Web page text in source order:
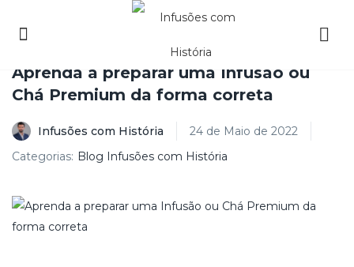
Aprenda a preparar uma Infusão ou
Chá Premium da forma correta
Infusões com História
24 de Maio de 2022
Categorias: Blog Infusões com História